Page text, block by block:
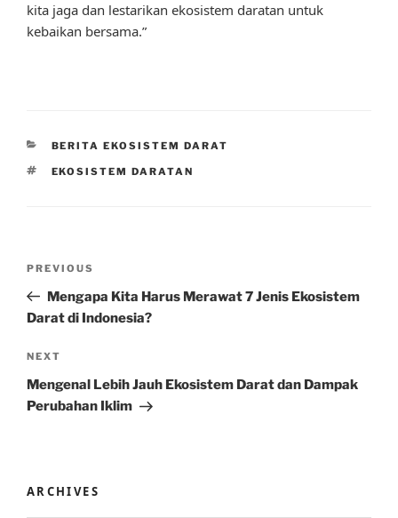
kita jaga dan lestarikan ekosistem daratan untuk
kebaikan bersama.”
CATEGORIES
BERITA EKOSISTEM DARAT
TAGS
EKOSISTEM DARATAN
Previous
Post
PREVIOUS
Mengapa Kita Harus Merawat 7 Jenis Ekosistem
Darat di Indonesia?
Next
Post
NEXT
Mengenal Lebih Jauh Ekosistem Darat dan Dampak
Perubahan Iklim
ARCHIVES